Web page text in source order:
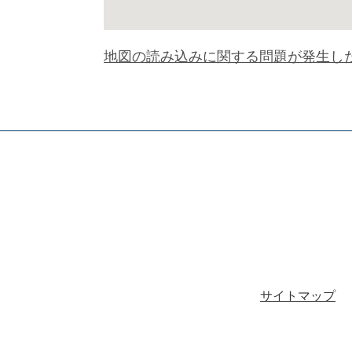
地図の読み込みに関する問題が発生し
サイトマップ